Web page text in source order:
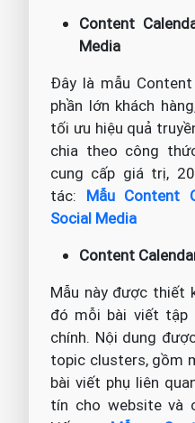
Content
Media
Đây là mẫu
phần lớn khách
tối ưu hiệu quả
chia theo công
cung cấp giá trị,
tác: Mẫu Content
Social Media
Content
Mẫu này được thiết
đó mỗi bài viết tập
chính. Nội dung
topic clusters, gồm
bài viết phụ liên
tín cho website và